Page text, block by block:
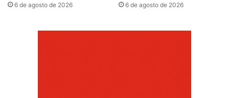
6 de agosto de 2026 6 de agosto de 2026